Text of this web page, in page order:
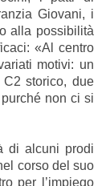
Giovani, i
alla possibilità
«Al centro
motivi: un
storico, due
non ci si
di alcuni prodi
corso del suo
per l’impiego